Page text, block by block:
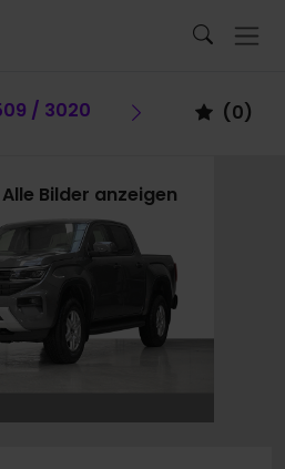
Fahrzeug
/ 3020 Vorheriges
(0)
Alle Bilder anzeigen